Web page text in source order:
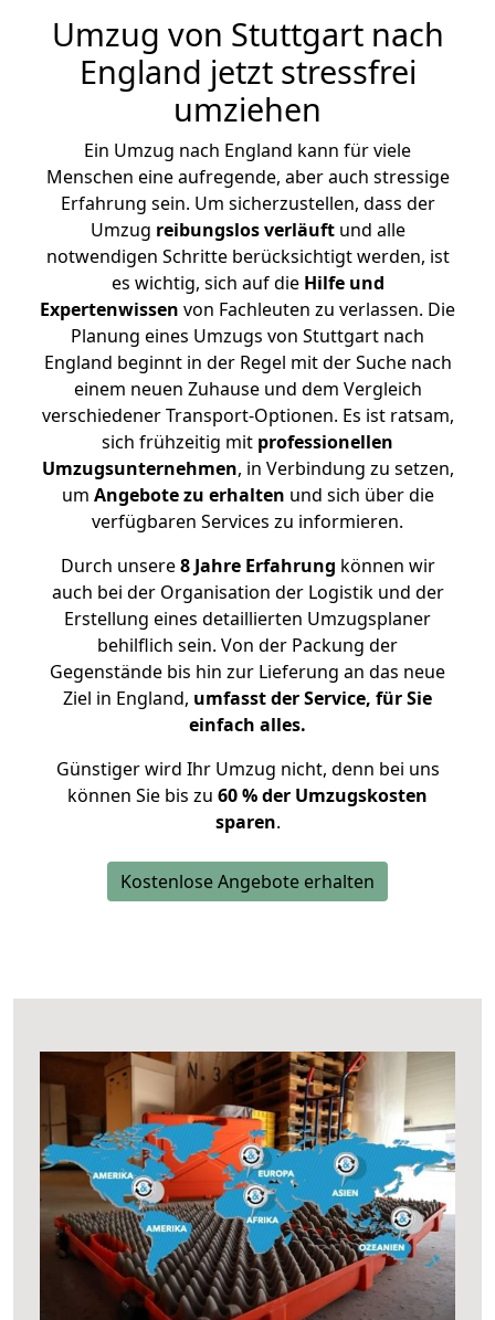
Umzug von Stuttgart nach
England jetzt stressfrei
umziehen
Ein Umzug nach England kann für viele
Menschen eine aufregende, aber auch stressige
Erfahrung sein. Um sicherzustellen, dass der
Umzug reibungslos verläuftund alle
notwendigen Schritte berücksichtigt werden, ist
es wichtig, sich auf die Hilfe und
Expertenwissen von Fachleuten zu verlassen. Die
Planung eines Umzugs von Stuttgart nach
England beginnt in der Regel mit der Suche nach
einem neuen Zuhause und dem Vergleich
verschiedener Transport-Optionen. Es ist ratsam,
sich frühzeitig mit professionellen
Umzugsunternehmen, in Verbindung zu setzen,
um Angebote zu erhalten und sich über die
verfügbaren Services zu informieren.
Durch unsere8 Jahre Erfahrung können wir
auch bei der Organisation der Logistik und der
Erstellung eines detaillierten Umzugsplaner
behilflich sein. Von der Packung der
Gegenstände bis hin zur Lieferung an das neue
Ziel in England, umfasst der Service, für Sie
einfach alles.
Günstiger wird Ihr Umzug nicht, denn bei uns
können Sie bis zu 60 % der Umzugskosten
sparen.
Kostenlose Angebote erhalten